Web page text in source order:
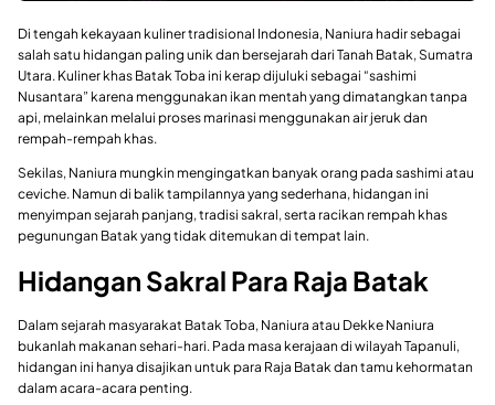
Di tengah kekayaan kuliner tradisional Indonesia, Naniura hadir sebagai
salah satu hidangan paling unik dan bersejarah dari Tanah Batak, Sumatra
Utara. Kuliner khas Batak Toba ini kerap dijuluki sebagai “sashimi
Nusantara” karena menggunakan ikan mentah yang dimatangkan tanpa
api, melainkan melalui proses marinasi menggunakan air jeruk dan
rempah-rempah khas.
Sekilas, Naniura mungkin mengingatkan banyak orang pada sashimi atau
ceviche. Namun di balik tampilannya yang sederhana, hidangan ini
menyimpan sejarah panjang, tradisi sakral, serta racikan rempah khas
pegunungan Batak yang tidak ditemukan di tempat lain.
Hidangan Sakral Para Raja Batak
Dalam sejarah masyarakat Batak Toba, Naniura atau Dekke Naniura
bukanlah makanan sehari-hari. Pada masa kerajaan di wilayah Tapanuli,
hidangan ini hanya disajikan untuk para Raja Batak dan tamu kehormatan
dalam acara-acara penting.